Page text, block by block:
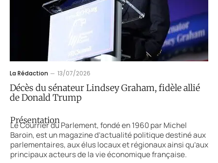
La Rédaction 13/07/2026
Décès du sénateur Lindsey Graham, fidèle allié
de Donald Trump
Présentation
Le Courrier du Parlement, fondé en 1960 par Michel
Baroin, est un magazine d’actualité politique destiné aux
parlementaires, aux élus locaux et régionaux ainsi qu’aux
principaux acteurs de la vie économique française.